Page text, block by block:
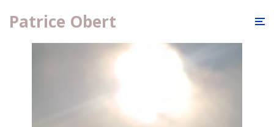
Patrice Obert